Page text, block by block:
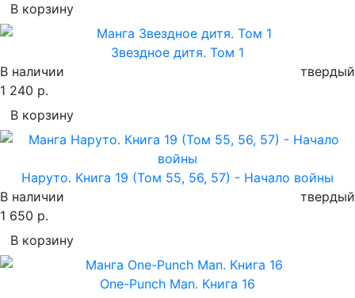
В корзину
Звездное дитя. Том 1
В наличии
твердый
1 240 р.
В корзину
Наруто. Книга 19 (Том 55, 56, 57) - Начало войны
В наличии
твердый
1 650 р.
В корзину
One-Punch Man. Книга 16